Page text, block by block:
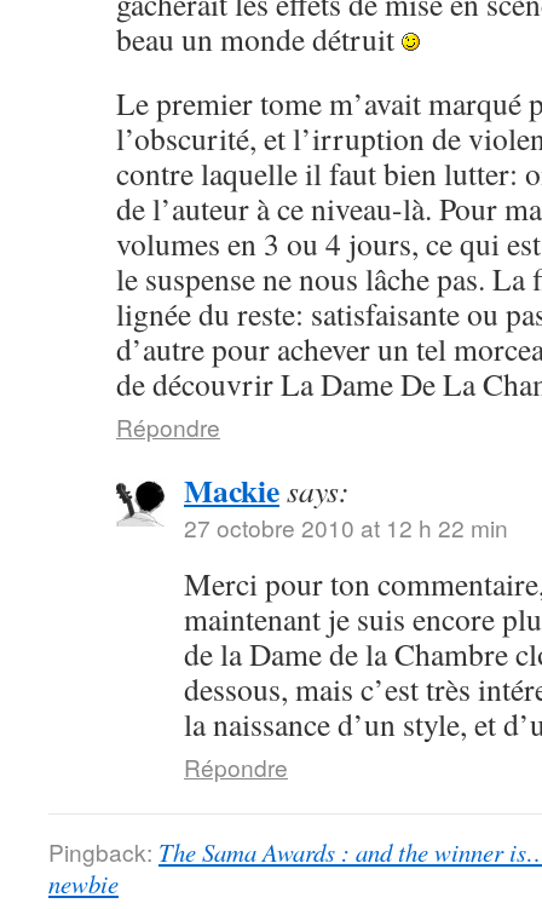
beau un monde détruit
Le premier tome m’avait marqué
l’obscurité, et l’irruption de
contre laquelle il faut bien lutter:
de l’auteur à ce niveau-là. Pour
volumes en 3 ou 4 jours, ce qui
le suspense ne nous lâche pas. La
lignée du reste: satisfaisante ou
d’autre pour achever un tel
de découvrir La Dame De La
Répondre
Mackiesays:
27 octobre 2010 at 12 h 22 min
Merci pour ton
maintenant je suis encore
de la Dame de la Chambre
dessous, mais c’est très
la naissance d’un style, et
Répondre
Pingback: The Sama Awards : and the winner
newbie